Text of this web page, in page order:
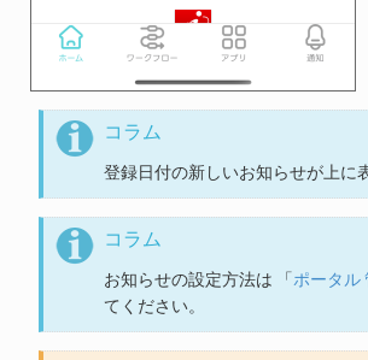
コラム
登録日付の新しいお知らせが上に
コラム
お知らせの設定方法は 「ポータル
てください。